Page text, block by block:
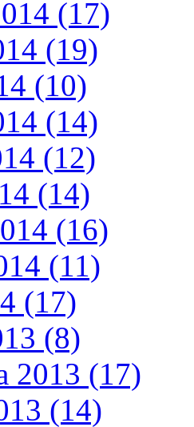
(17)
(19)
(10)
(14)
(12)
(14)
(16)
(11)
(17)
(8)
2013 (17)
(14)